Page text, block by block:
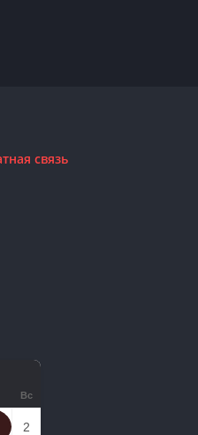
связь
Вс
2